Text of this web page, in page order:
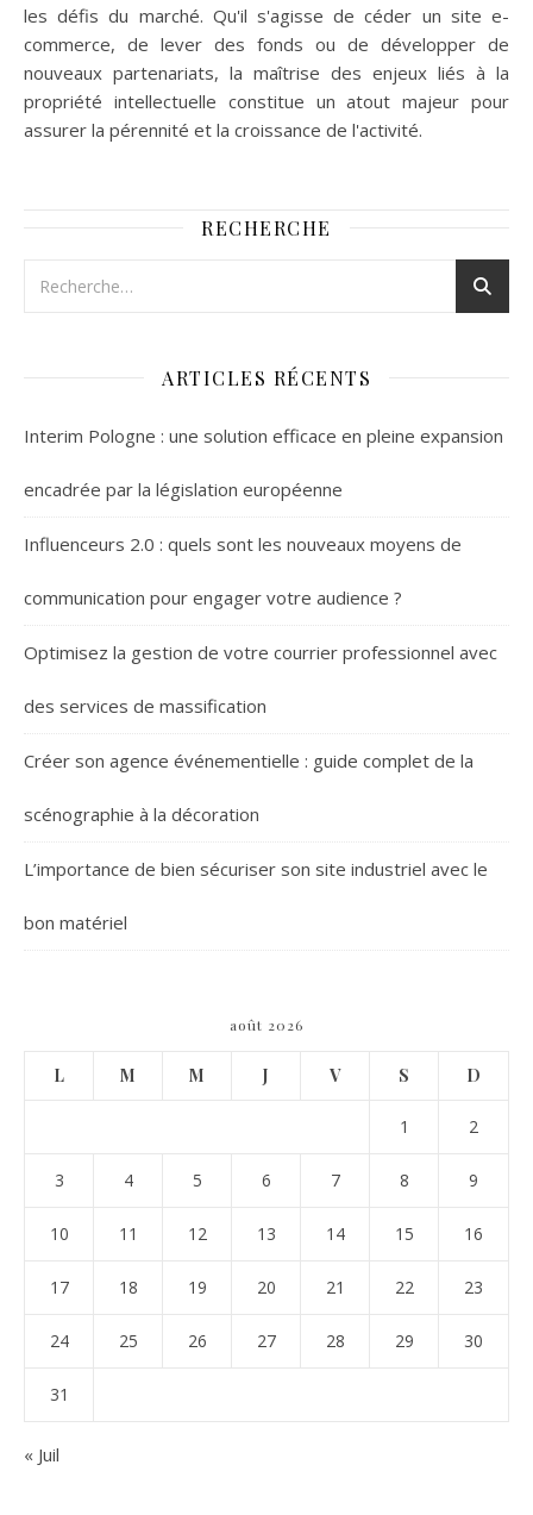
les défis du marché. Qu'il s'agisse de céder un site e-
commerce, de lever des fonds ou de développer de
nouveaux partenariats, la maîtrise des enjeux liés à la
propriété intellectuelle constitue un atout majeur pour
assurer la pérennité et la croissance de l'activité.
RECHERCHE
ARTICLES RÉCENTS
Interim Pologne : une solution efficace en pleine expansion
encadrée par la législation européenne
Influenceurs 2.0 : quels sont les nouveaux moyens de
communication pour engager votre audience ?
Optimisez la gestion de votre courrier professionnel avec
des services de massification
Créer son agence événementielle : guide complet de la
scénographie à la décoration
L’importance de bien sécuriser son site industriel avec le
bon matériel
août 2026
L M M J V S D
1 2
3 4 5 6 7 8 9
10 11 12 13 14 15 16
17 18 19 20 21 22 23
24 25 26 27 28 29 30
31
« Juil